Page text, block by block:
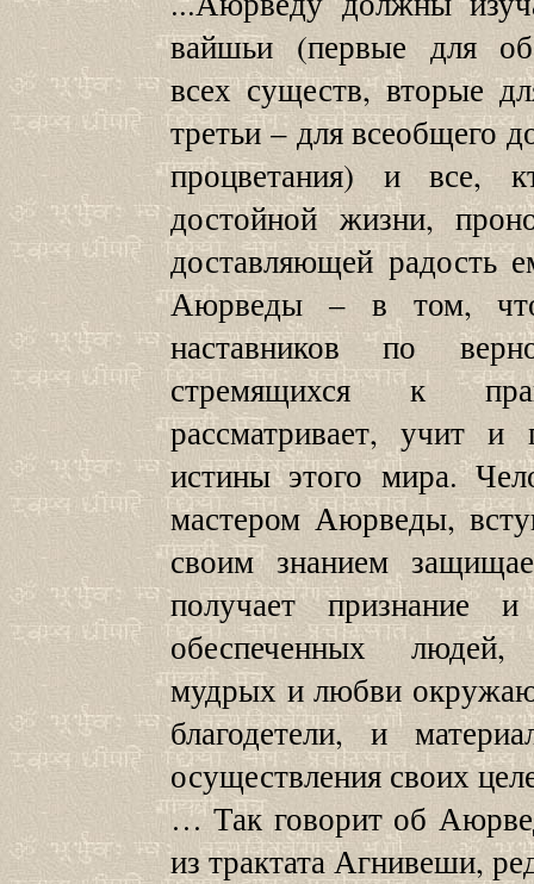
вайшьи (первые для
всех существ, вторые
третьи – для всеобщего
процветания) и все,
достойной жизни,
доставляющей радость
Аюрведы – в том,
наставников по
стремящихся к
рассматривает, учит и
истины этого мира.
мастером Аюрведы,
своим знанием
получает признание
обеспеченных людей,
мудрых и любви
благодетели, и
осуществления своих
… Так говорит об
из трактата Агнивеши,